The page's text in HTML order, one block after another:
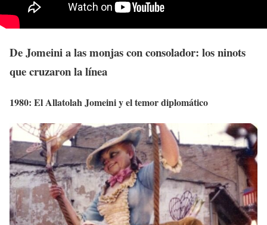
De Jomeini a las monjas con consolador: los ninots
que cruzaron la línea
1980: El Allatolah Jomeini y el temor diplomático